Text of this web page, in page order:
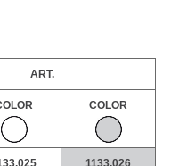
ART.
COLOR